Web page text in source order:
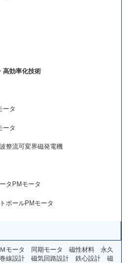
高効率化技術
タ
タ
流可変界磁発電機
PMモータ
ールPMモータ
モータ 同期モータ 磁性材料 永久
線設計 磁気回路設計 鉄心設計 磁